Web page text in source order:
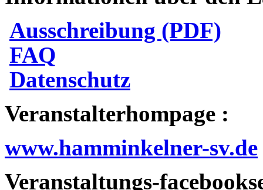
Ausschreibung (PDF)
FAQ
Datenschutz
Veranstalterhompage :
www.hamminkelner-sv.de
Veranstaltungs-